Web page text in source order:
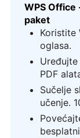
WPS
paket
Koristite
oglasa.
PDF
Sučelje
učenje.